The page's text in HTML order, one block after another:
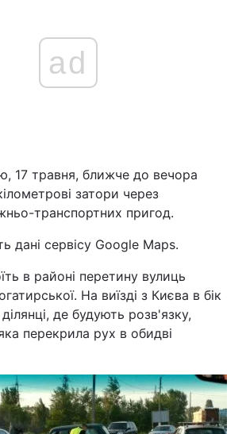
ad
17 травня, ближче до вечора
затори через
транспортних пригод.
дані сервісу Google Maps.
в районі перетину вулиць
На виїзді з Києва в бік
де будують розв'язку,
перекрила рух в обидві